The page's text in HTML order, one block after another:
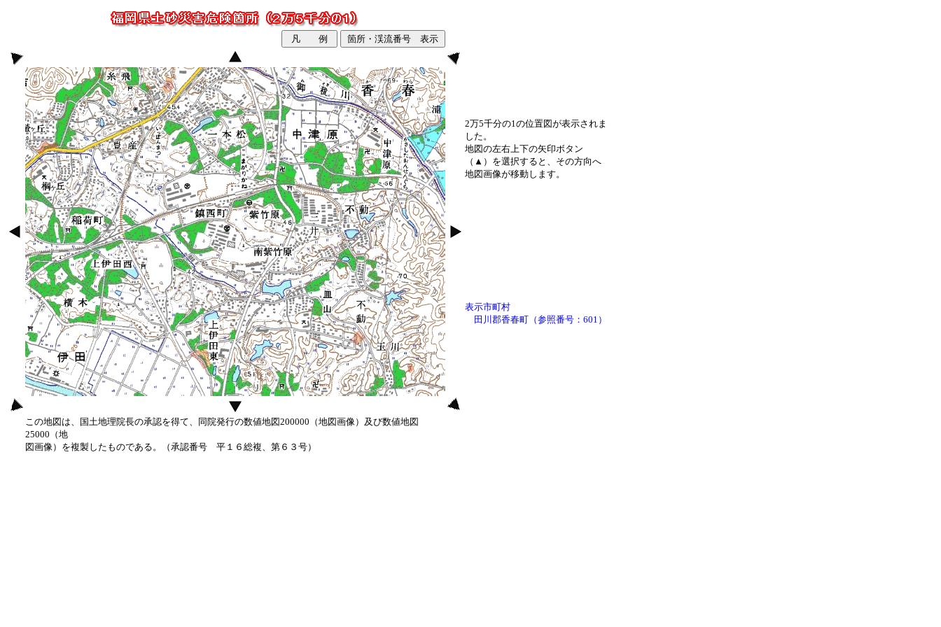
2万5千分の1の位置図が表示されま
した。
地図の左右上下の矢印ボタン
（▲）を選択すると、その方向へ
地図画像が移動します。
表示市町村
田川郡香春町（参照番号：601）
この地図は、国土地理院長の承認を得て、同院発行の数値地図200000（地図画像）及び数値地図
25000（地
図画像）を複製したものである。（承認番号 平１６総複、第６３号）